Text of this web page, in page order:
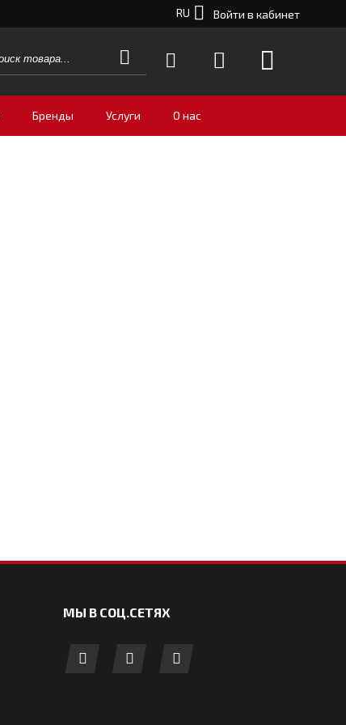
Войти в кабинет
RU
Бренды Услуги О нас
МЫ В СОЦ.СЕТЯХ